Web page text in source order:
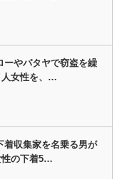
ーやパタヤで窃盗を繰
人女性を、…
着収集家を名乗る男が
性の下着5…